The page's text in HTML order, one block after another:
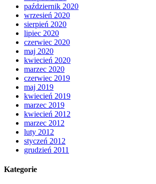
październik 2020
wrzesień 2020
sierpień 2020
lipiec 2020
czerwiec 2020
maj 2020
kwiecień 2020
marzec 2020
czerwiec 2019
maj 2019
kwiecień 2019
marzec 2019
kwiecień 2012
marzec 2012
luty 2012
styczeń 2012
grudzień 2011
Kategorie